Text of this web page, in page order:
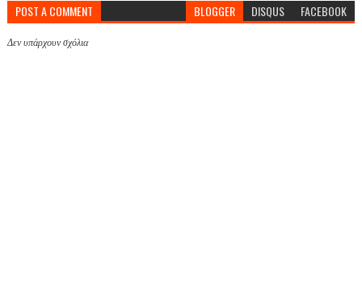
POST A COMMENT BLOGGER DISQUS FACEBOOK
Δεν υπάρχουν σχόλια